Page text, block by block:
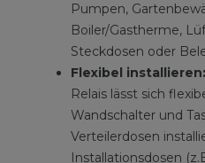
Pumpen,
Boiler/Gastherme,
Steckdosen oder
Flexibel installieren:
Relais lässt sich
Wandschalter und
Verteilerdosen
Installationsdosen